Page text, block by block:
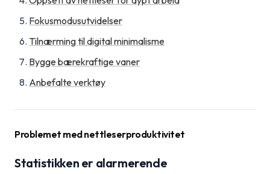
Fokusmodusutvidelser
Tilnærming til digital minimalisme
Bygge bærekraftige vaner
Anbefalte verktøy
Problemet med nettleserproduktivitet
Statistikken er alarmerende